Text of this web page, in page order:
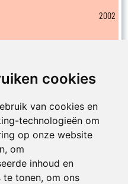
cookies
van cookies en
technologieën om
op onze website
om
inhoud en
tonen, om ons
2002